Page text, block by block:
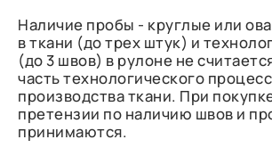
Наличие пробы - круглые или
в ткани (до трех штук) и
(до 3 швов) в рулоне не
часть технологического
производства ткани. При
претензии по наличию швов и
принимаются.